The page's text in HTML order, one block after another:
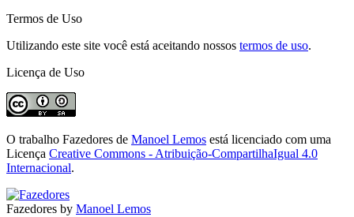
Termos de Uso
Utilizando este site você está aceitando nossos termos de uso.
Licença de Uso
O trabalho Fazedores de Manoel Lemos está licenciado com uma
Licença Creative Commons - Atribuição-CompartilhaIgual 4.0
Internacional.
Fazedores by Manoel Lemos